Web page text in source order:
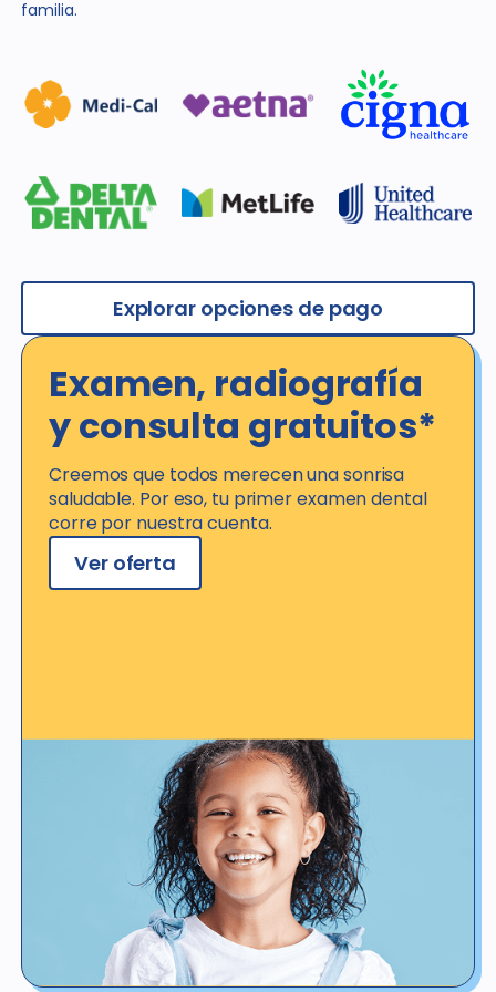
familia.
Explorar opciones de pago
Examen, radiografía
y consulta gratuitos*
Creemos que todos merecen una sonrisa
saludable. Por eso, tu primer examen dental
corre por nuestra cuenta.
Ver oferta
Ver detalles de la oferta
*No válido para pacientes con seguro o cobertura dental, ya sea